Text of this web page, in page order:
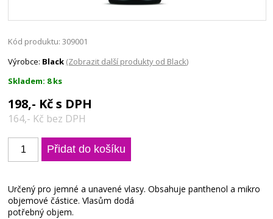
Kód produktu: 309001
Výrobce: Black (Zobrazit další produkty od Black)
Skladem: 8 ks
198,- Kč s DPH
164,- Kč bez DPH
Určený pro jemné a unavené vlasy. Obsahuje panthenol a mikro
objemové částice. Vlasům dodá
potřebný objem.